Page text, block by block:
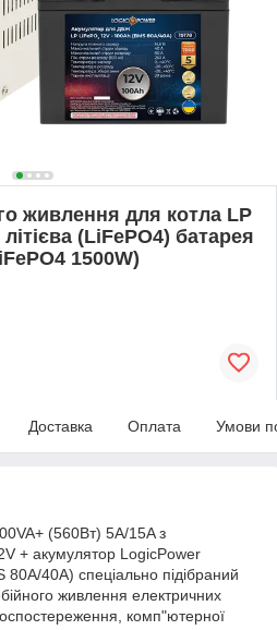
живлення для котла LP
(LiFePO4) батарея
1500W)
Доставка Оплата Умови
(560Вт) 5A/15A з
+ акумулятор LogicPower
40А) спеціально підібраний
живлення електричних
комп"ютерної